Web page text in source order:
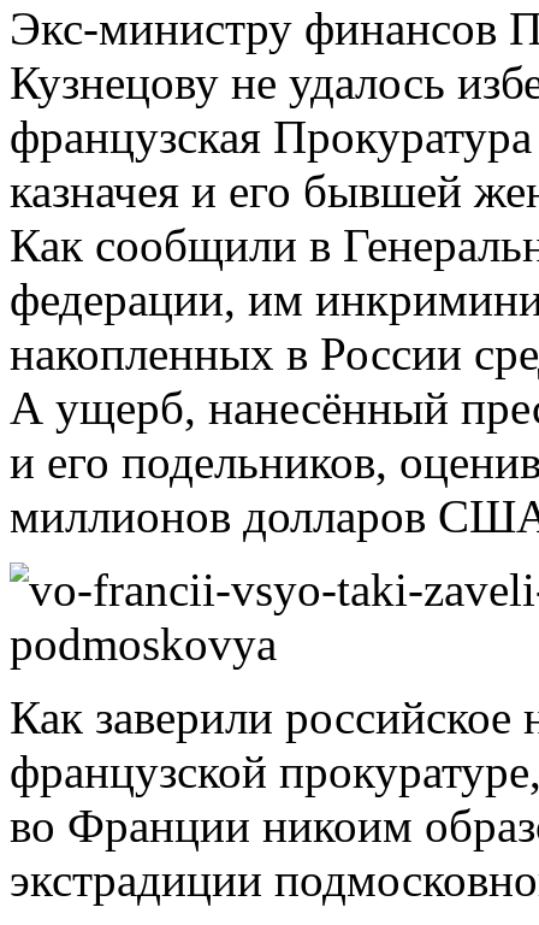
Экс-министру финансов
Кузнецову не удалось
французская
казначея и его бывшей
Как сообщили в
федерации, им
накопленных в России
А ущерб, нанесённый
и его подельников,
миллионов долларов
Как заверили российское
французской
во Франции никоим
экстрадиции